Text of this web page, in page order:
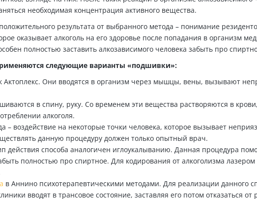
необходимая концентрация активного вещества.
результата от выбранного метода – понимание
оказывает алкоголь на его здоровье после попадания в организм
полностью заставить алкозависимого человека забыть про
следующие варианты «подшивки»:
Актоплекс. Они вводятся в организм через мышцы, вены, вызывают
в спину, руку. Со временем эти вещества растворяются в
алкоголя.
– воздействие на некоторые точки человека, которое вызывает
данную процедуру должен только опытный врач.
действия способа аналогичен иглоукалыванию. Данная процедура
полностью про спиртное. Для кодирования от алкоголизма лазером
в Аннино психотерапевтическими методами. Для реализации данного
вводят в трансовое состояние, заставляя его потом отказаться от